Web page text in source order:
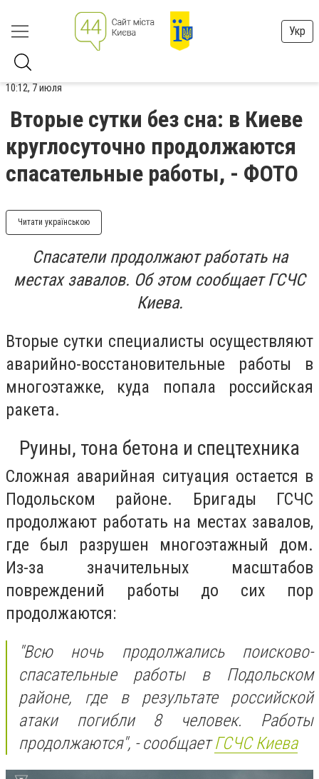
Укр
10:12, 7 июля
Вторые сутки без сна: в Киеве
круглосуточно продолжаются
спасательные работы, - ФОТО
Читати українською
Спасатели продолжают работать на
местах завалов. Об этом сообщает ГСЧС
Киева.
Вторые сутки специалисты осуществляют
аварийно-восстановительные работы в
многоэтажке, куда попала российская
ракета.
Руины, тона бетона и спецтехника
Сложная аварийная ситуация остается в
Подольском районе. Бригады ГСЧС
продолжают работать на местах завалов,
где был разрушен многоэтажный дом.
Из-за значительных масштабов
повреждений работы до сих пор
продолжаются:
"Всю ночь продолжались поисково-
спасательные работы в Подольском
районе, где в результате российской
атаки погибли 8 человек. Работы
продолжаются", - сообщаетГСЧС Киева